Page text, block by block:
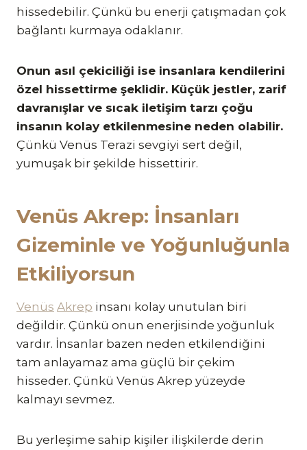
hissedebilir. Çünkü bu enerji çatışmadan çok
bağlantı kurmaya odaklanır.
Onun asıl çekiciliği ise insanlara kendilerini
özel hissettirme şeklidir. Küçük jestler, zarif
davranışlar ve sıcak iletişim tarzı çoğu
insanın kolay etkilenmesine neden olabilir.
Çünkü Venüs Terazi sevgiyi sert değil,
yumuşak bir şekilde hissettirir.
Venüs Akrep: İnsanları
Gizeminle ve Yoğunluğunla
Etkiliyorsun
Venüs Akrep insanı kolay unutulan biri
değildir. Çünkü onun enerjisinde yoğunluk
vardır. İnsanlar bazen neden etkilendiğini
tam anlayamaz ama güçlü bir çekim
hisseder. Çünkü Venüs Akrep yüzeyde
kalmayı sevmez.
Bu yerleşime sahip kişiler ilişkilerde derin